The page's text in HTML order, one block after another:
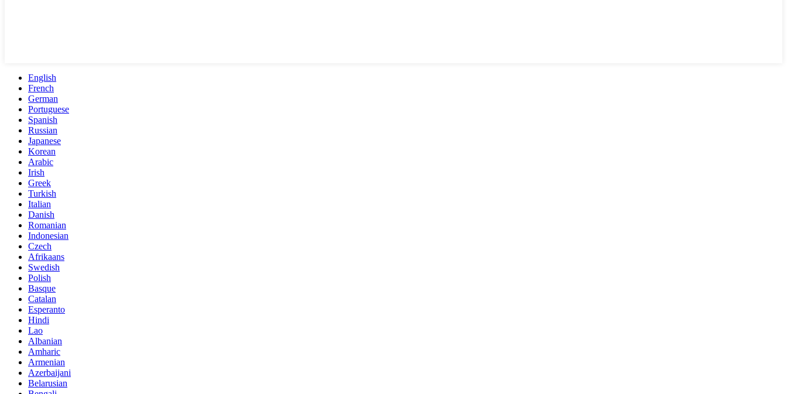
English
French
German
Portuguese
Spanish
Russian
Japanese
Korean
Arabic
Irish
Greek
Turkish
Italian
Danish
Romanian
Indonesian
Czech
Afrikaans
Swedish
Polish
Basque
Catalan
Esperanto
Hindi
Lao
Albanian
Amharic
Armenian
Azerbaijani
Belarusian